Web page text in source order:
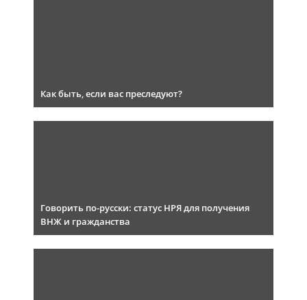
Как быть, если вас преследуют?
Говорить по-русски: статус НРЯ для получения
ВНЖ и гражданства